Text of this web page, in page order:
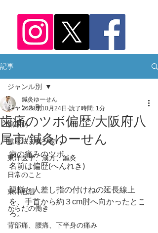
記事
ジャンル別
糖尿病
健康法、食べ物
東洋医学、漢方、鍼灸
日常のこと
東洋思想
からだの働き
背部痛、腰痛、下半身の痛み
ジャンル別
歯痛のツボ偏歴/大阪府八
尾市/鍼灸ゆーせん
鍼灸ゆーせん
2020年10月24日 読了時間: 1分
歯の痛みのツボ。
名前は偏歴(へんれき)
親指と人差し指の付けねの延長線上
を、手首から約３cm肘へ向かったとこ
ろ。